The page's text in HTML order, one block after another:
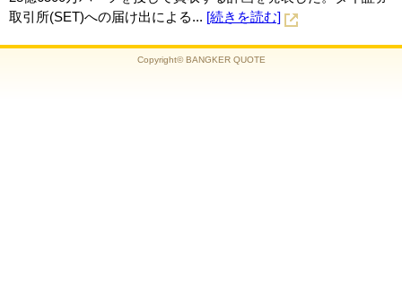
取引所(SET)への届け出による... [続きを読む]
Copyright© BANGKER QUOTE